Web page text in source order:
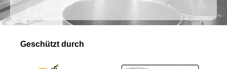
Geschützt durch